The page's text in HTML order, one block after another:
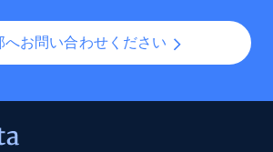
へお問い合わせください